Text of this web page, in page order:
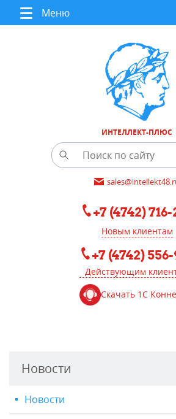
Меню
ИНТЕЛЛЕКТ-ПЛЮС
+7 (4742)
Новым клиентам
+7 (4742)
Действующим
Скачать 1С
Новости
Новости